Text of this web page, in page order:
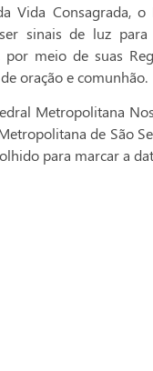
Vida Consagrada,
sinais de luz
por meio de suas
oração e comunhão.
Metropolitana
de São
para marcar a